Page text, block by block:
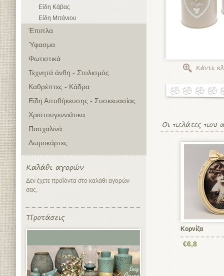
Είδη Κάβας
Είδη Μπάνιου
Έπιπλα
Ύφασμα
Φωτιστικά
Τεχνητά άνθη - Στολισμός
Καθρέπτες - Κάδρα
Είδη Αποθήκευσης - Συσκευασίας
Χριστουγεννιάτικα
Πασχαλινά
Δωροκάρτες
Δεν έχετε προϊόντα στο καλάθι αγορών
σας.
Κορνίζα
€6,8